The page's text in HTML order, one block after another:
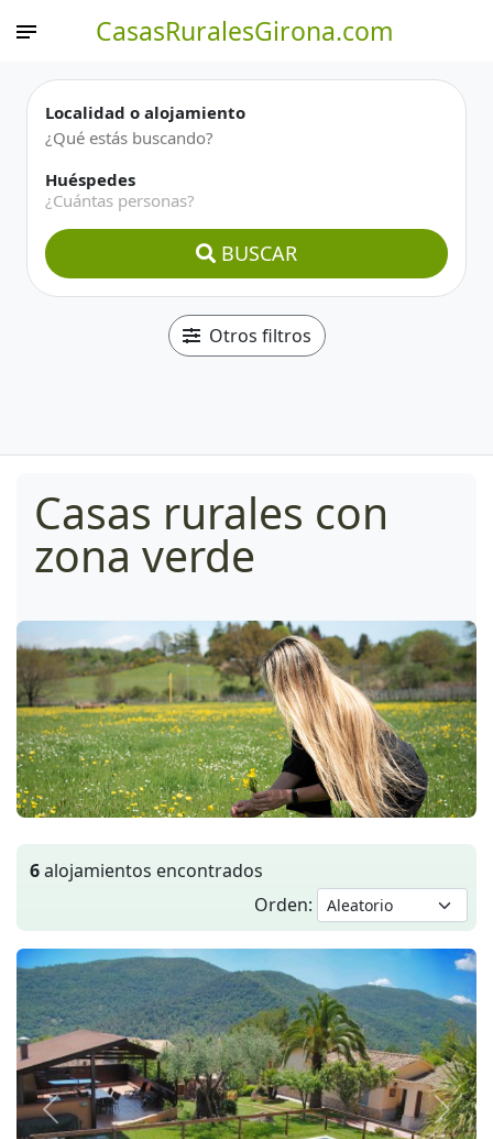
CasasRuralesGirona.com
Localidad o alojamiento
Huéspedes
¿Cuántas personas?
BUSCAR
Otros filtros
Casas rurales con
zona verde
6alojamientos encontrados
Orden:
Anterior